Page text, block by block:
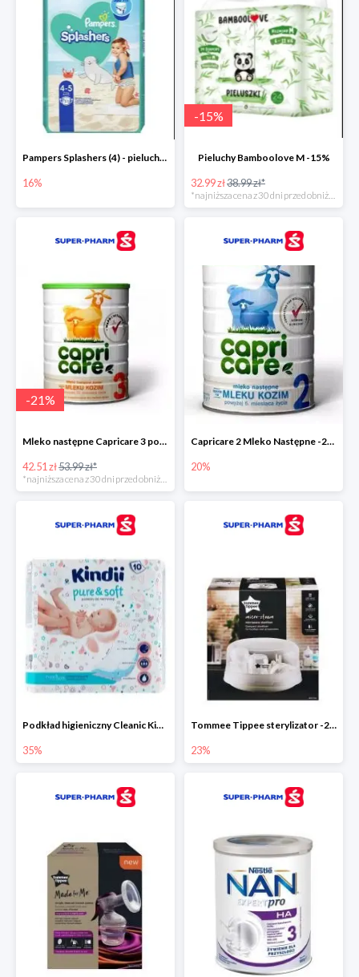
Pampers Splashers (4) - pieluchy jednorazowe do pływania -16%
16%
-15%
Pieluchy Bamboolove M -15%
32.99 zł38.99 zł*
-21%
Mleko następne Capricare 3 powyżej 12 miesięcy 400 g
42.51 zł53.99 zł*
Capricare 2 Mleko Następne -20%
20%
Podkład higieniczny Cleanic Kindii Pure & Soft -35%
35%
Tommee Tippee sterylizator -23%
23%